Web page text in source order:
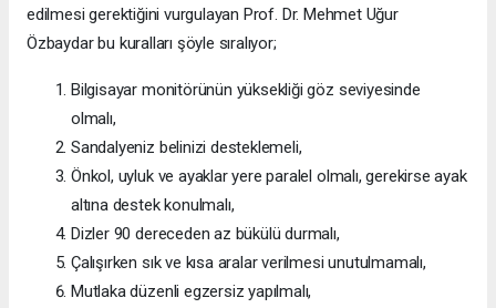
edilmesi gerektiğini vurgulayan Prof. Dr. Mehmet Uğur
Özbaydar bu kuralları şöyle sıralıyor;
Bilgisayar monitörünün yüksekliği göz seviyesinde
olmalı,
Sandalyeniz belinizi desteklemeli,
Önkol, uyluk ve ayaklar yere paralel olmalı, gerekirse ayak
altına destek konulmalı,
Dizler 90 dereceden az bükülü durmalı,
Çalışırken sık ve kısa aralar verilmesi unutulmamalı,
Mutlaka düzenli egzersiz yapılmalı,